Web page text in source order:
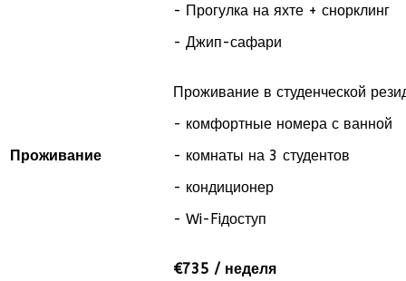
- Прогулка на яхте + снорклинг
- Джип-сафари
Проживание
Проживание в студенческой
- комфортные номера с ванной
- комнаты на 3 студентов
- кондиционер
- Wi-Fiдоступ
€735 / неделя